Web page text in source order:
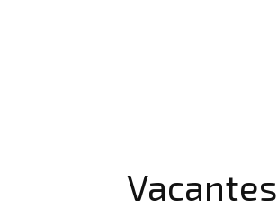
Vacantes